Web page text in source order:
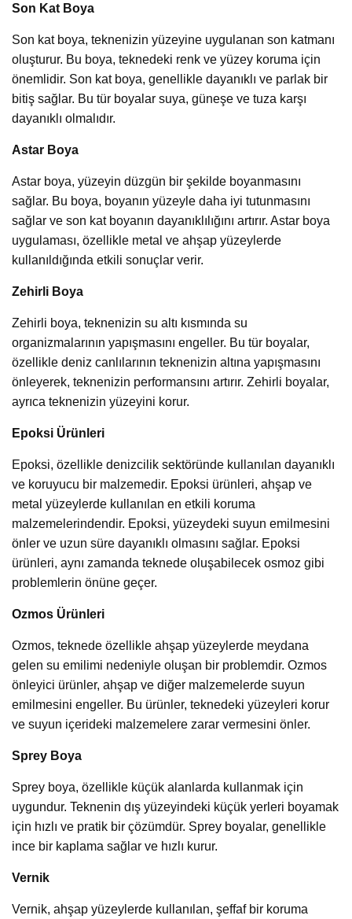
Son Kat Boya
Son kat boya, teknenizin yüzeyine uygulanan son katmanı
oluşturur. Bu boya, teknedeki renk ve yüzey koruma için
önemlidir. Son kat boya, genellikle dayanıklı ve parlak bir
bitiş sağlar. Bu tür boyalar suya, güneşe ve tuza karşı
dayanıklı olmalıdır.
Astar Boya
Astar boya, yüzeyin düzgün bir şekilde boyanmasını
sağlar. Bu boya, boyanın yüzeyle daha iyi tutunmasını
sağlar ve son kat boyanın dayanıklılığını artırır. Astar boya
uygulaması, özellikle metal ve ahşap yüzeylerde
kullanıldığında etkili sonuçlar verir.
Zehirli Boya
Zehirli boya, teknenizin su altı kısmında su
organizmalarının yapışmasını engeller. Bu tür boyalar,
özellikle deniz canlılarının teknenizin altına yapışmasını
önleyerek, teknenizin performansını artırır. Zehirli boyalar,
ayrıca teknenizin yüzeyini korur.
Epoksi Ürünleri
Epoksi, özellikle denizcilik sektöründe kullanılan dayanıklı
ve koruyucu bir malzemedir. Epoksi ürünleri, ahşap ve
metal yüzeylerde kullanılan en etkili koruma
malzemelerindendir. Epoksi, yüzeydeki suyun emilmesini
önler ve uzun süre dayanıklı olmasını sağlar. Epoksi
ürünleri, aynı zamanda teknede oluşabilecek osmoz gibi
problemlerin önüne geçer.
Ozmos Ürünleri
Ozmos, teknede özellikle ahşap yüzeylerde meydana
gelen su emilimi nedeniyle oluşan bir problemdir. Ozmos
önleyici ürünler, ahşap ve diğer malzemelerde suyun
emilmesini engeller. Bu ürünler, teknedeki yüzeyleri korur
ve suyun içerideki malzemelere zarar vermesini önler.
Sprey Boya
Sprey boya, özellikle küçük alanlarda kullanmak için
uygundur. Teknenin dış yüzeyindeki küçük yerleri boyamak
için hızlı ve pratik bir çözümdür. Sprey boyalar, genellikle
ince bir kaplama sağlar ve hızlı kurur.
Vernik
Vernik, ahşap yüzeylerde kullanılan, şeffaf bir koruma